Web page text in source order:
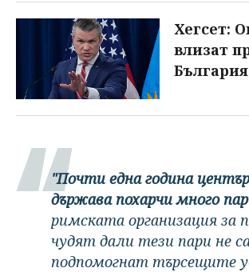
Хегсет:
влизат
България
"Почти една година
държава похарчи много
римската организация
чудят дали тези пари не
подпомогнат търсещите